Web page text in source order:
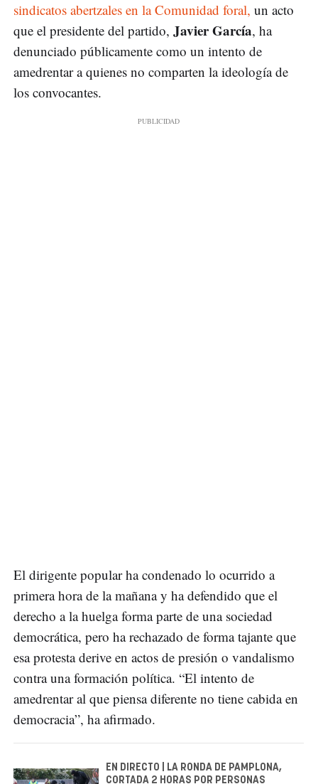
sindicatos abertzales en la Comunidad foral, un acto
que el presidente del partido, Javier García, ha
denunciado públicamente como un intento de
amedrentar a quienes no comparten la ideología de
los convocantes.
El dirigente popular ha condenado lo ocurrido a
primera hora de la mañana y ha defendido que el
derecho a la huelga forma parte de una sociedad
democrática, pero ha rechazado de forma tajante que
esa protesta derive en actos de presión o vandalismo
contra una formación política. “El intento de
amedrentar al que piensa diferente no tiene cabida en
democracia”, ha afirmado.
EN DIRECTO | LA RONDA DE PAMPLONA,
CORTADA 2 HORAS POR PERSONAS